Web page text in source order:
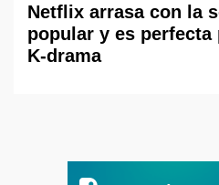
Netflix arrasa con la
popular y es perfecta
K-drama